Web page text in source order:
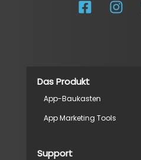
Das Produkt
App-Baukasten
App Marketing Tools
Support